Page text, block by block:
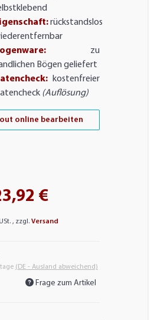
rückstandslos
zu
Bögen geliefert
kostenfreier
(Auflösung)
online bearbeiten
€
, zzgl. Versand
(DE - Ausland abweichend)
Frage zum Artikel